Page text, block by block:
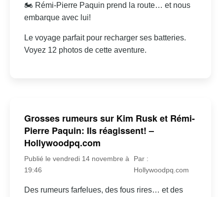
🏍 Rémi-Pierre Paquin prend la route… et nous
embarque avec lui!
Le voyage parfait pour recharger ses batteries.
Voyez 12 photos de cette aventure.
Grosses rumeurs sur Kim Rusk et Rémi-
Pierre Paquin: Ils réagissent! –
Hollywoodpq.com
Publié le vendredi 14 novembre à
19:46
Par :
Hollywoodpq.com
Des rumeurs farfelues, des fous rires… et des